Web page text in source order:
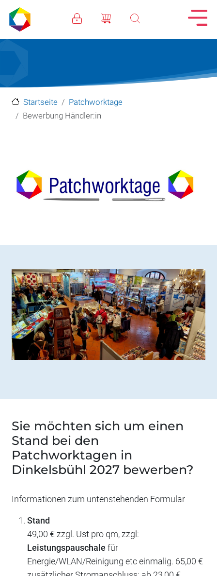
Direkt zum Inhalt
Startseite
Patchworktage
Bewerbung Händler:in
Sie möchten sich um einen
Stand bei den
Patchworktagen in
Dinkelsbühl 2027 bewerben?
Informationen zum untenstehenden Formular
Stand
49,00 € zzgl. Ust pro qm, zzgl:
Leistungspauschale für
Energie/WLAN/Reinigung etc einmalig. 65,00 €